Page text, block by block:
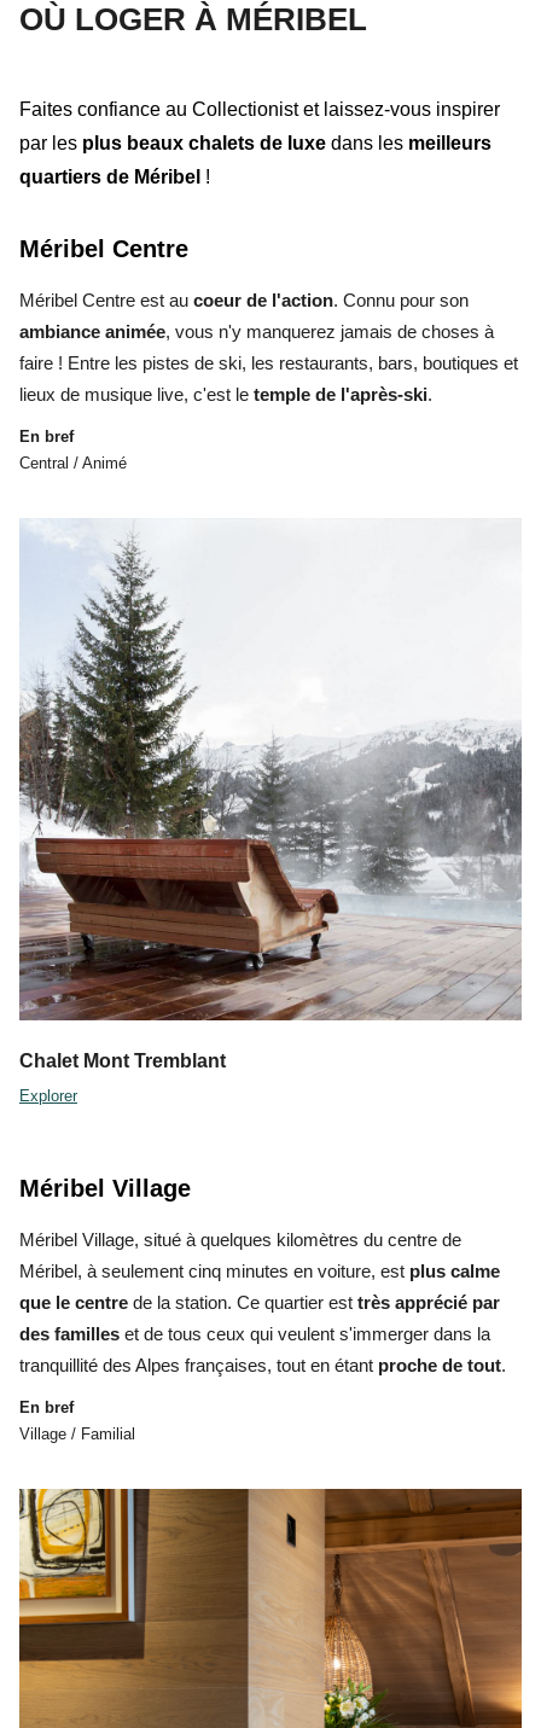
OÙ LOGER À MÉRIBEL
Faites confiance au Collectionistet laissez-vous inspirer
par les plus beaux chalets de luxe dans les meilleurs
quartiers de Méribel !
Méribel Centre
Méribel Centre est au coeur de l'action. Connu pour son
ambiance animée, vous n'y manquerez jamais de choses à
faire ! Entre les pistes de ski, les restaurants, bars, boutiques et
lieux de musique live, c'est le temple de l'après-ski.
En bref
Central / Animé
Chalet Mont Tremblant
Explorer
Méribel Village
Méribel Village, situé à quelques kilomètres du centre de
Méribel, à seulement cinq minutes en voiture, est plus calme
que le centre de la station. Ce quartier est très apprécié par
des familles et de tous ceux qui veulent s'immerger dans la
tranquillité des Alpes françaises, tout en étant proche de tout.
En bref
Village / Familial